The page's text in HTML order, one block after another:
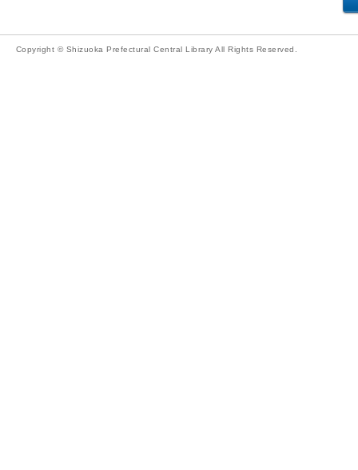
Copyright © Shizuoka Prefectural Central Library All Rights Reserved.